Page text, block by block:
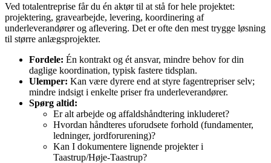
Ved totalentreprise får du én aktør til at stå for hele projektet:
projektering, gravearbejde, levering, koordinering af
underleverandører og aflevering. Det er ofte den mest trygge løsning
til større anlægsprojekter.
Fordele: Én kontrakt og ét ansvar, mindre behov for din
daglige koordination, typisk fastere tidsplan.
Ulemper: Kan være dyrere end at styre fagentrepriser selv;
mindre indsigt i enkelte priser fra underleverandører.
Spørg altid:
Er alt arbejde og affaldshåndtering inkluderet?
Hvordan håndteres uforudsete forhold (fundamenter,
ledninger, jordforurening)?
Kan I dokumentere lignende projekter i
Taastrup/Høje‑Taastrup?